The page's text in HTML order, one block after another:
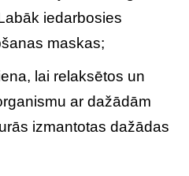
iedarbosies
maskas;
lai relaksētos un
ar dažādām
izmantotas dažādas